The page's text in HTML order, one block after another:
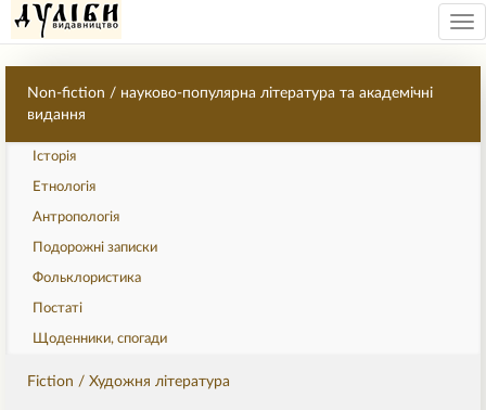
Non-fiction / науково-популярна література та академічні
видання
Історія
Етнологія
Антропологія
Подорожні записки
Фольклористика
Постаті
Щоденники, спогади
Fiction / Художня література